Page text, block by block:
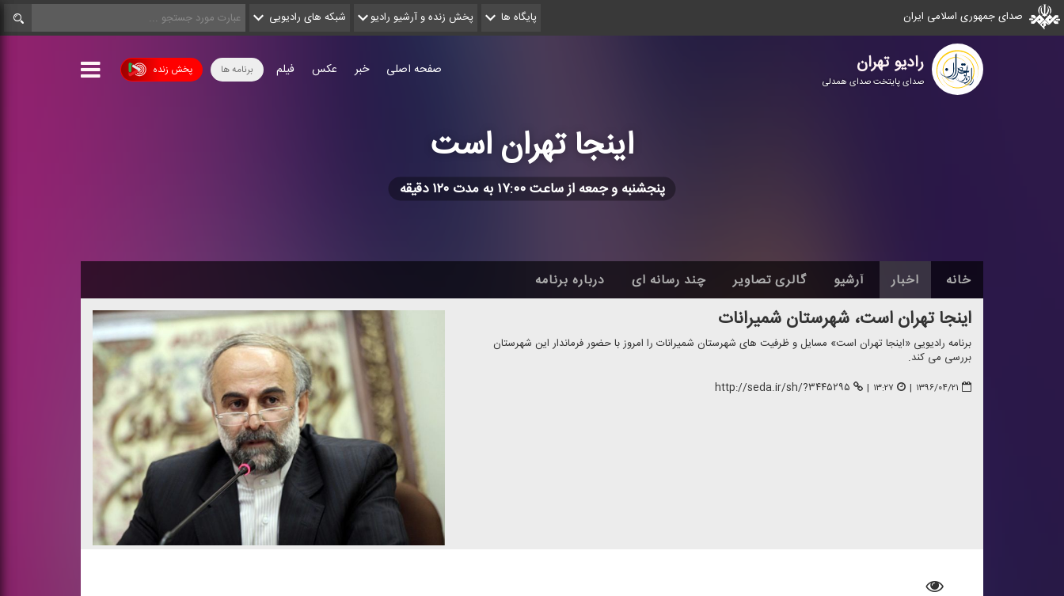
صدای جمهوری اسلامی ایران پایگاه ها پخش زنده و آرشیو رادیو شبکه های رادیویی
رادیو تهران
صدای پایتخت صدای همدلی
پخش زنده برنامه ها صفحه اصلی خبر عکس فیلم
اینجا تهران است
پنجشنبه و جمعه از ساعت ۱۷:۰۰ به مدت ۱۲۰ دقیقه
خانه اخبار آرشیو گالری تصاویر چند رسانه ای درباره برنامه
اینجا تهران است، شهرستان شمیرانات
برنامه رادیویی «اینجا تهران است» مسایل و ظرفیت های شهرستان شمیرانات را امروز با حضور فرماندار این شهرستان
بررسی می كند.
۱۳۹۶/۰۴/۲۱ | ۱۳:۲۷ | http://seda.ir/sh/?۳۴۴۵۲۹۵